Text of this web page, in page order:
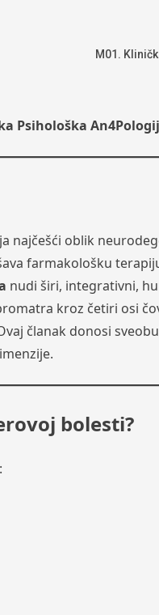
M01.
Psihološka
najčešći oblik
farmakološku
nudi širi, integrativni,
kroz četiri osi
članak donosi
bolesti?